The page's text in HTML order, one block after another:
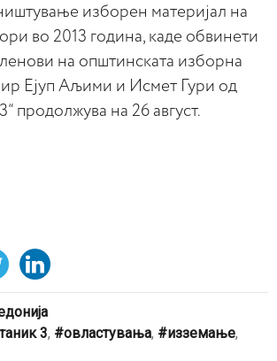
изборен материјал на
во 2013 година, каде обвинети
на општинската изборна
Ејуп Аљими и Исмет Гури од
продолжува на 26 август.
3, овластувања, изземање,